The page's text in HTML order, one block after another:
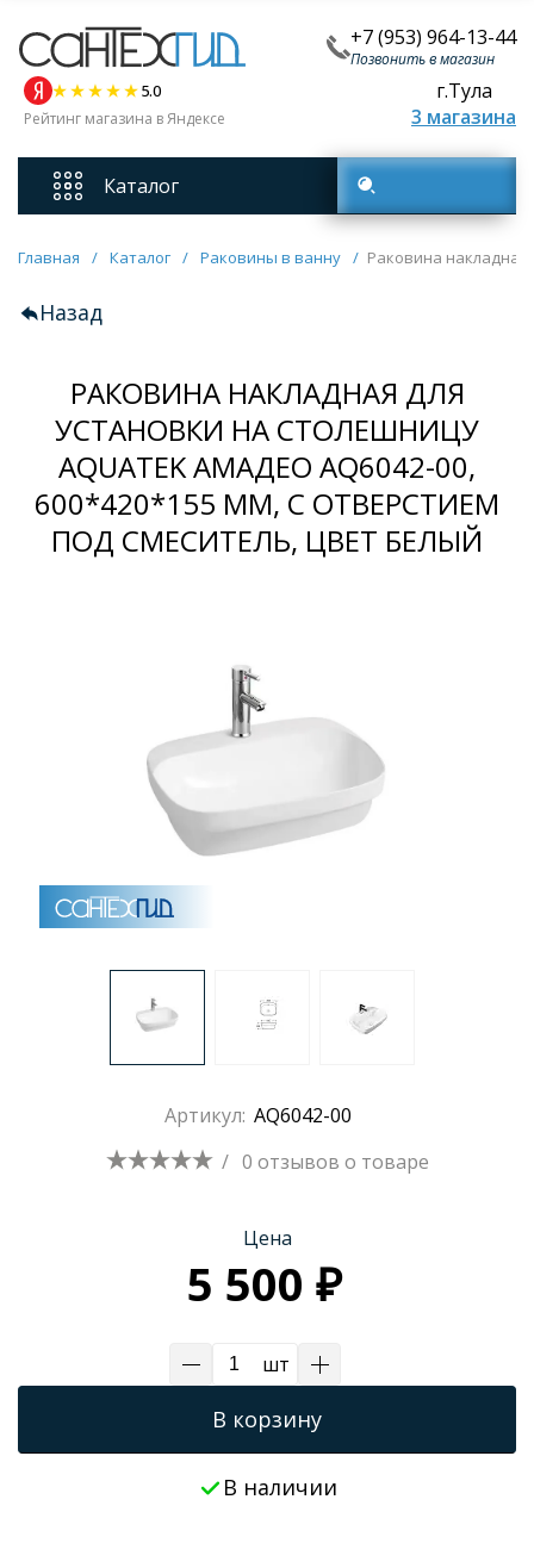
+7 (953) 964-13-44
Позвонить в магазин
5.0
Рейтинг магазина в Яндексе
г.Тула
3 магазина
Каталог
Смесители
Унитазы
Мебель для ванных комнат
Ванны
Кухонные мойки
Душевые кабины
Полотенцесушители
Аксессуары для ванных комнат
Зеркала
Душевые уголки и ограждения
Главная / Каталог / Раковины в ванну / Раковина накладная
Назад
РАКОВИНА НАКЛАДНАЯ ДЛЯ
УСТАНОВКИ НА СТОЛЕШНИЦУ
AQUATEK АМАДЕО AQ6042-00,
600*420*155 ММ, С ОТВЕРСТИЕМ
ПОД СМЕСИТЕЛЬ, ЦВЕТ БЕЛЫЙ
Артикул: AQ6042-00
/ 0 отзывов о товаре
Цена
5 500 ₽
шт
В корзину
В наличии